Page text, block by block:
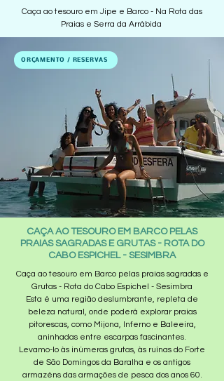
Caça ao tesouro em Jipe e Barco - Na Rota das
Praias e Serra da Arrábida
ORÇAMENTO / RESERVAS
CAÇA AO TESOURO EM BARCO PELAS
PRAIAS SAGRADAS E GRUTAS - ROTA DO
CABO ESPICHEL - SESIMBRA
Caça ao tesouro em Barco pelas praias sagradas e
Grutas - Rota do Cabo Espichel - Sesimbra
Esta é uma região deslumbrante, repleta de
beleza natural, onde poderá explorar praias
pitorescas, como Mijona, Inferno e Baleeira,
aninhadas entre escarpas fascinantes.
Levamo-lo às inúmeras grutas, às ruínas do Forte
de São Domingos da Baralha e os antigos
armazéns das armações de pesca dos anos 60.